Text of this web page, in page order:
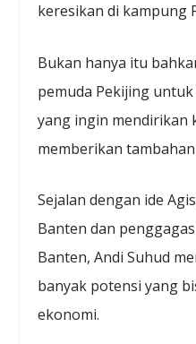
keresikan di kampung
Bukan hanya itu
pemuda Pekijing untuk
yang ingin mendirikan
memberikan
Sejalan dengan ide
Banten dan
Banten, Andi Suhud
banyak potensi yang
ekonomi.